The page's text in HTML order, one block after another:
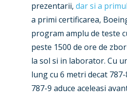
prezentarii, dar si a
a primi certificarea,
program amplu de teste
peste 1500 de ore de
la sol si in laborator. Cu
lung cu 6 metri decat
787-9 aduce aceleasi